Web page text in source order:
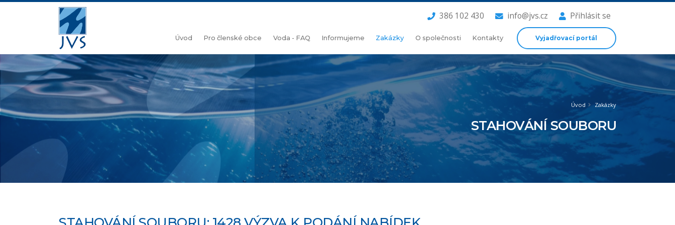
386 102 430 info@jvs.cz Přihlásit se
Úvod Pro členské obce Voda - FAQ Informujeme Zakázky O společnosti Kontakty Vyjadřovací portál
Úvod Zakázky
STAHOVÁNÍ SOUBORU